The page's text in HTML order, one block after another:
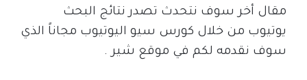
مقال أخر سوف نتحدث تصدر نتائج البحث
يوتيوب من خلال كورس سيو اليوتيوب مجاناً الذي
سوف نقدمه لكم في موقع شير .